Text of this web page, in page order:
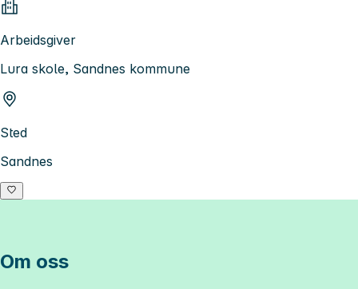
Arbeidsgiver
Lura skole, Sandnes kommune
Sted
Sandnes
Om oss